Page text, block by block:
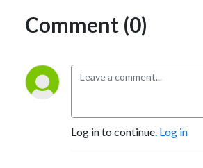
Comment (0)
Log in to continue. Log in